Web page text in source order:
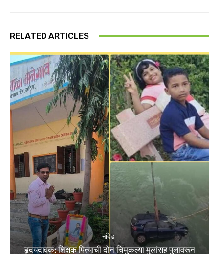
RELATED ARTICLES
नांदेड
हृदयदावक: शिक्षक पित्याची दोन चिमुकल्या मुलांसह पुलावरून